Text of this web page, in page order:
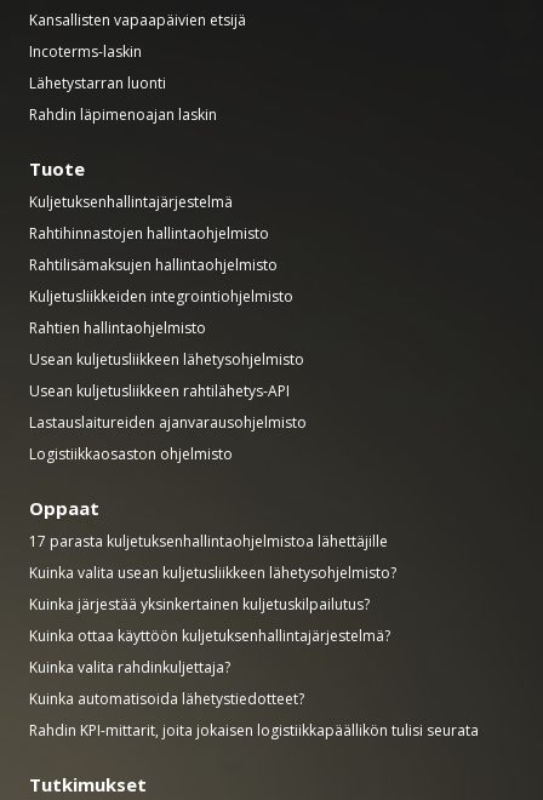
Kansallisten vapaapäivien etsijä
Incoterms-laskin
Lähetystarran luonti
Rahdin läpimenoajan laskin
Tuote
Kuljetuksenhallintajärjestelmä
Rahtihinnastojen hallintaohjelmisto
Rahtilisämaksujen hallintaohjelmisto
Kuljetusliikkeiden integrointiohjelmisto
Rahtien hallintaohjelmisto
Usean kuljetusliikkeen lähetysohjelmisto
Usean kuljetusliikkeen rahtilähetys-API
Lastauslaitureiden ajanvarausohjelmisto
Logistiikkaosaston ohjelmisto
Oppaat
17 parasta kuljetuksenhallintaohjelmistoa lähettäjille
Kuinka valita usean kuljetusliikkeen lähetysohjelmisto?
Kuinka järjestää yksinkertainen kuljetuskilpailutus?
Kuinka ottaa käyttöön kuljetuksenhallintajärjestelmä?
Kuinka valita rahdinkuljettaja?
Kuinka automatisoida lähetystiedotteet?
Rahdin KPI-mittarit, joita jokaisen logistiikkapäällikön tulisi seurata
Tutkimukset